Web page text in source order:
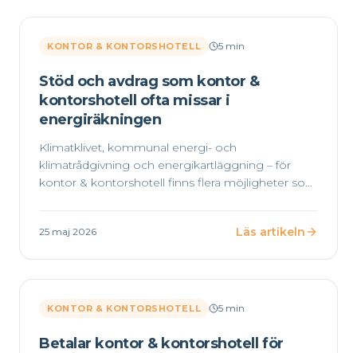
KONTOR & KONTORSHOTELL 5 min
Stöd och avdrag som kontor &
kontorshotell ofta missar i
energiräkningen
Klimatklivet, kommunal energi- och
klimatrådgivning och energikartläggning – för
kontor & kontorshotell finns flera möjligheter som
25 maj 2026 Läs artikeln
KONTOR & KONTORSHOTELL 5 min
Betalar kontor & kontorshotell för